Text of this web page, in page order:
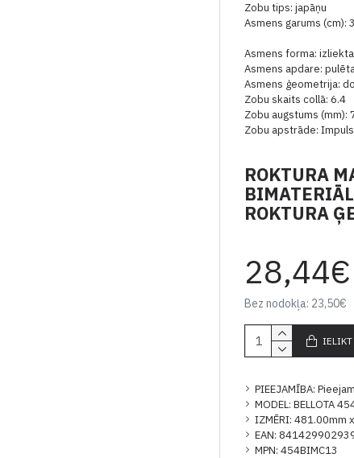
Zobu tips: japāņu
Asmens garums (cm):
Asmens forma: izliekta
Asmens apdare:
Asmens ģeometrija:
Zobu skaits collā: 6.4
Zobu augstums (mm):
Zobu apstrāde:
ROKTURA
ROKTURA
PIEEJAMĪBA:
MODEL: BELLOTA
IZMĒRI: 481.00mm
EAN:
MPN: 454BIMC13
28,44€
Bez nodokļa: 23,50€